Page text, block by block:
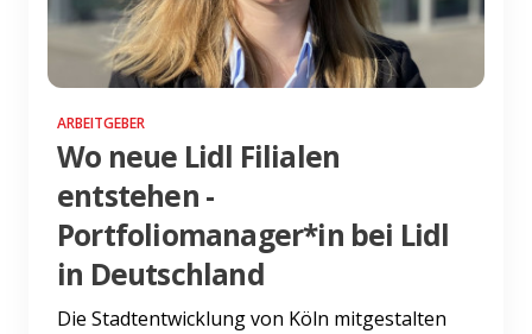
ARBEITGEBER
Wo neue Lidl Filialen
entstehen -
Portfoliomanager*in bei Lidl
in Deutschland
Die Stadtentwicklung von Köln mitgestalten